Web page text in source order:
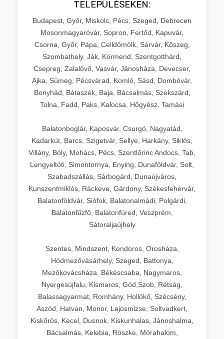
TELEPÜLÉSEKEN:
Budapest, Győr, Miskolc, Pécs, Szeged, Debrecen
Mosonmagyaróvár, Sopron, Fertőd, Kapuvár,
Csorna, Győr, Pápa, Celldömölk, Sárvár, Kőszeg,
Szombathely, Ják, Körmend, Szentgotthárd,
Csepreg, Zalalövő, Vasvár, Jánosháza, Devecser,
Ajka, Sümeg, Pécsvárad, Komló, Sásd, Dombóvár,
Bonyhád, Bátaszék, Baja, Bácsalmás, Szekszárd,
Tolna, Fadd, Paks, Kalocsa, Hőgyész, Tamási
Balatonboglár, Kaposvár, Csurgó, Nagyatád,
Kadarkút, Barcs, Szigetvár, Sellye, Harkány, Siklós,
Villány, Bóly, Mohács, Pécs, Szentlőrinc Andocs, Tab,
Lengyeltóti, Simontornya, Enying, Dunaföldvár, Solt,
Szabadszállás, Sárbogárd, Dunaújváros,
Kunszentmiklós, Ráckeve, Gárdony, Székesfehérvár,
Balatonföldvár, Siófok, Balatonalmádi, Polgárdi,
Balatonfűzfő, Balatonfüred, Veszprém,
Sátoraljaújhely
Szentes, Mindszent, Kondoros, Orosháza,
Hódmezővásárhely, Szeged, Battonya,
Mezőkovácsháza, Békéscsaba, Nagymaros,
Nyergesújfalu, Kismaros, Göd,Szob, Rétság,
Balassagyarmat, Romhány, Hollókő, Szécsény,
Aszód, Hatvan, Monor, Lajosmizse, Soltvadkert,
Kiskőrös, Kecel, Dusnok, Kiskunhalas, Jánoshalma,
Bácsalmás, Kelebia, Röszke, Mórahalom,